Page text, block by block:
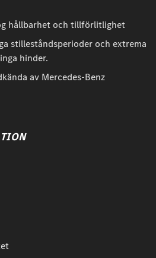
hållbarhet och tillförlitlighet
stilleståndsperioder och extrema
hinder.
av Mercedes-Benz